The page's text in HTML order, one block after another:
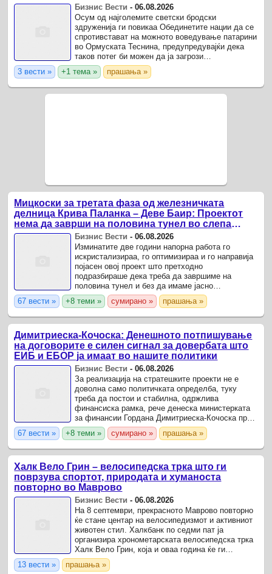
Бизнис Вести -06.08.2026
Осум од најголемите светски бродски
здруженија ги повикаа Обединетите нации да се
спротивстават на можното воведување патарини
во Ормуската Теснина, предупредувајќи дека
таков потег би можен да ја загрози
меѓународната трговија и да предизвика раст на
цените на енергијата.
3 вести » +1 тема » прашања »
Мицкоски за третата фаза од железничката
делница Крива Паланка – Деве Баир: Проектот
нема да заврши на половина тунел во слепа
улица, сега имаме целина
Бизнис Вести -06.08.2026
Изминатите две години напорна работа го
искристализираа, го оптимизираа и го направија
појасен овој проект што претходно
подразбираше дека треба да завршиме на
половина тунел и без да имаме јасно
предвидување од страна на нашиот источен
сосед дека ќе имаме модернизација на ...
67 вести » +8 теми » сумирано » прашања »
Димитриеска-Кочоска: Денешното потпишување
на договорите е силен сигнал за довербата што
ЕИБ и ЕБОР ја имаат во нашите политики
Бизнис Вести -06.08.2026
За реализација на стратешките проекти не е
доволна само политичката определба, туку
треба да постои и стабилна, одржлива
финансиска рамка, рече денеска министерката
за финансии Гордана Димитриеска-Кочоска пред
потпишувањето договори за финансирање на
изградбата на железничката ...
67 вести » +8 теми » сумирано » прашања »
Халк Вело Грин – велосипедска трка што ги
поврзува спортот, природата и хуманоста
повторно во Маврово
Бизнис Вести -06.08.2026
На 8 септември, прекрасното Маврово повторно
ќе стане центар на велосипедизмот и активниот
животен стил. Халкбанк по седми пат ја
организира хронометарската велосипедска трка
Халк Вело Грин, која и оваа година ќе ги
обедини рекреативците, професионалните
велосипедисти, децата, ...
13 вести » прашања »